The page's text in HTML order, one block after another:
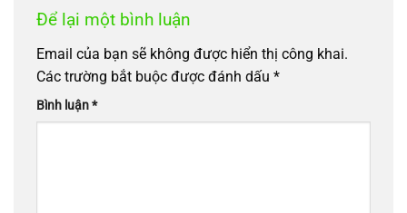
Để lại một bình luận
Email của bạn sẽ không được hiển thị công khai.
Các trường bắt buộc được đánh dấu *
Bình luận*